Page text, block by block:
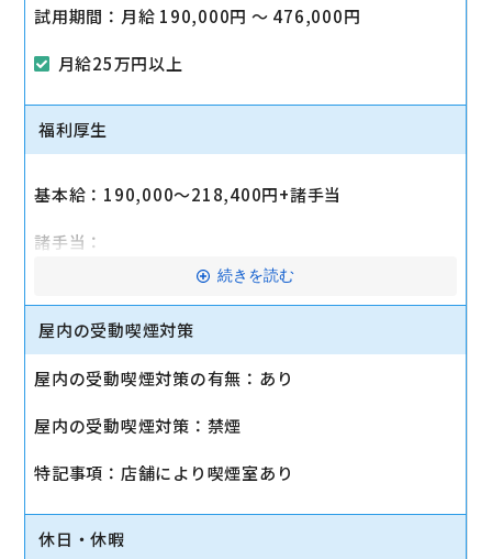
試用期間：月給 190,000円 〜 476,000円
月給25万円以上
福利厚生
基本給：190,000～218,400円+諸手当
諸手当：
エリア手当(最大24,000円)
交通費(規定支給/上限5万円/月)
時間外手当(1分単位支給)
役職手当(2万2千円～/月)
<福利厚生>(一部抜粋)
・定期健康診断
続きを読む
屋内の受動喫煙対策
屋内の受動喫煙対策の有無：あり
屋内の受動喫煙対策：禁煙
特記事項：店舗により喫煙室あり
休日・休暇